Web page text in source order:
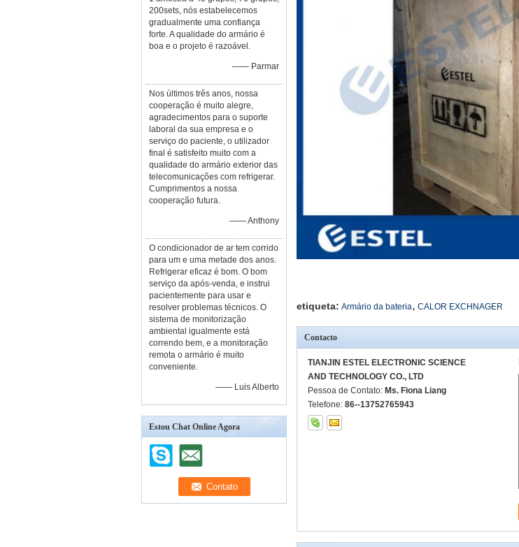
200sets, nós estabelecemos
gradualmente uma confiança
forte. A qualidade do armário é
boa e o projeto é razoável.
—— Parmar
Nos últimos três anos, nossa
cooperação é muito alegre,
agradecimentos para o suporte
laboral da sua empresa e o
serviço do paciente, o utilizador
final é satisfeito muito com a
qualidade do armário exterior das
telecomunicações com refrigerar.
Cumprimentos a nossa
cooperação futura.
—— Anthony
O condicionador de ar tem corrido
para um e uma metade dos anos.
Refrigerar eficaz é bom. O bom
serviço da após-venda, e instrui
pacientemente para usar e
resolver problemas técnicos. O
sistema de monitorização
ambiental igualmente está
correndo bem, e a monitoração
remota o armário é muito
conveniente.
—— Luis Alberto
Estou Chat Online Agora
etiqueta: Armário da bateria, CALOR EXCHNAGER
Contacto
TIANJIN ESTEL ELECTRONIC SCIENCE
AND TECHNOLOGY CO., LTD
Pessoa de Contato: Ms. Fiona Liang
Telefone: 86--13752765943